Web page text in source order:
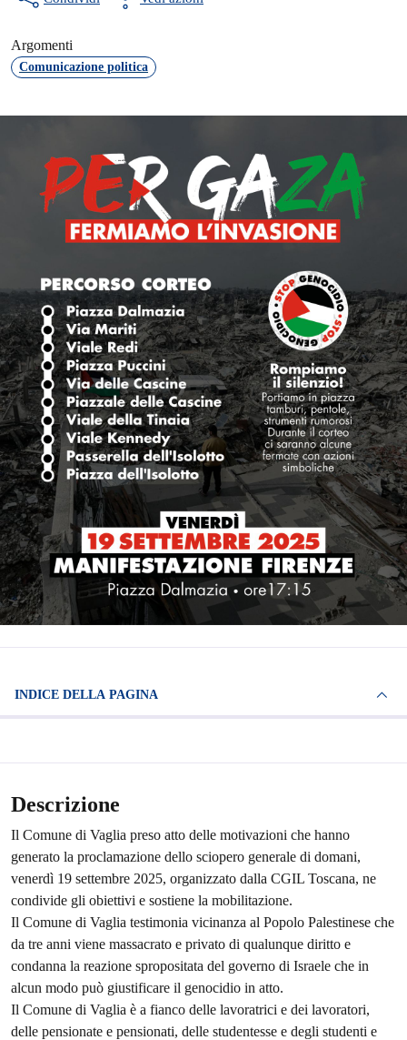
Argomenti
Comunicazione politica
INDICE DELLA PAGINA
Descrizione
Il Comune di Vaglia preso atto delle motivazioni che hanno
generato la proclamazione dello sciopero generale di domani,
venerdì 19 settembre 2025, organizzato dalla CGIL Toscana, ne
condivide gli obiettivi e sostiene la mobilitazione.
Il Comune di Vaglia testimonia vicinanza al Popolo Palestinese che
da tre anni viene massacrato e privato di qualunque diritto e
condanna la reazione spropositata del governo di Israele che in
alcun modo può giustificare il genocidio in atto.
Il Comune di Vaglia è a fianco delle lavoratrici e dei lavoratori,
delle pensionate e pensionati, delle studentesse e degli studenti e